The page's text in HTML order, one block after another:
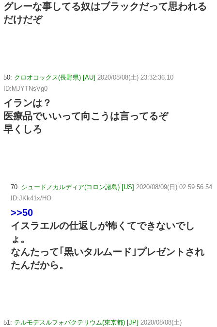
グレーな事してる奴はブラックだって思われる
だけだぞ
50: クロオコックス(長野県) [AU] 2020/08/08(土) 23:32:36.10
ID:MJYTNsVg0
イランは？
医療品でいいって向こうは言ってるぞ
早くしろ
70: シュードノカルディア(コロン諸島) [US] 2020/08/09(日) 02:59:56.54
ID:JKk41x/HO
>>50
イスラエルの仕返しが怖くてできないでし
ょ。
なんたって｢黒いタルムード｣プレゼントされ
たんだから。
51: テルモデスルフォバクテリウム(東京都) [JP] 2020/08/08(土)